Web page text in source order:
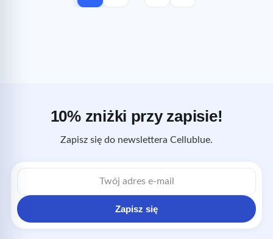
10% zniżki przy zapisie!
Zapisz się do newslettera Cellublue.
Adres
e-
Zapisz się